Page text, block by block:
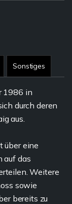
Sonstiges
1986 in
durch deren
aus.
über eine
auf das
Weitere
sowie
bereits zu